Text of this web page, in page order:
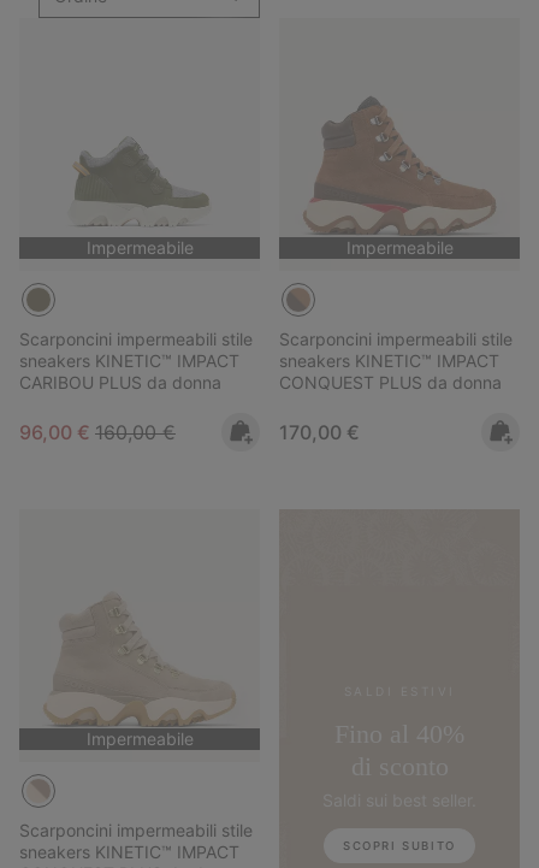
Impermeabile
Scarponcini impermeabili stile
sneakers KINETIC™ IMPACT
CARIBOU PLUS da donna
Sale price:
96,00 € Regular price:
160,00 €
Impermeabile
Scarponcini impermeabili stile
sneakers KINETIC™ IMPACT
CONQUEST PLUS da donna
Regular price:
170,00 €
Impermeabile
Scarponcini impermeabili stile
sneakers KINETIC™ IMPACT
SCOPRI SUBITO